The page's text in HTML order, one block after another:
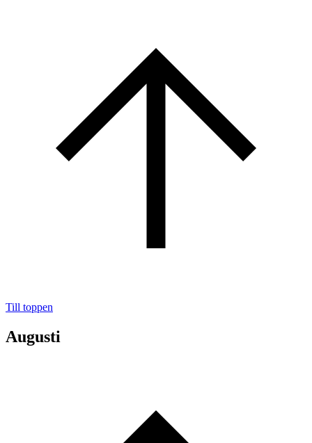
Till toppen
Augusti